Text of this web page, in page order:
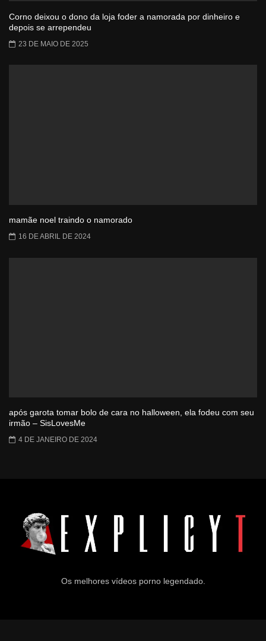
Corno deixou o dono da loja foder a namorada por dinheiro e
depois se arrependeu
23 DE MAIO DE 2025
mamãe noel traindo o namorado
16 DE ABRIL DE 2024
após garota tomar bolo de cara no halloween, ela fodeu com seu
irmão – SisLovesMe
4 DE JANEIRO DE 2024
Os melhores vídeos porno legendado.